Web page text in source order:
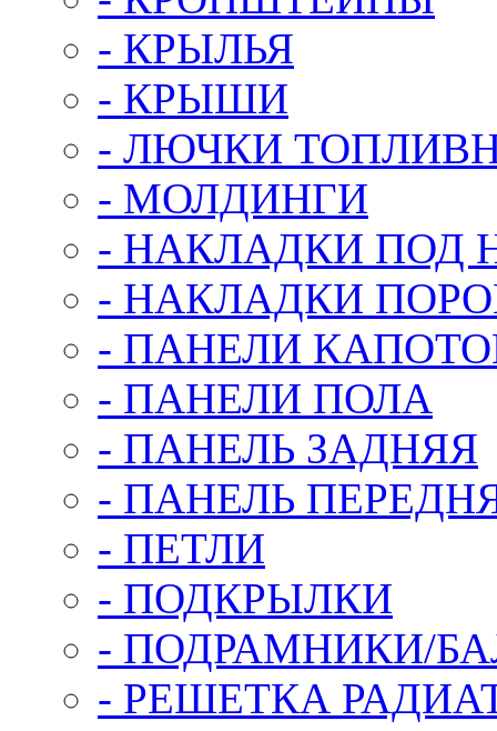
- КРЫЛЬЯ
- КРЫШИ
- ЛЮЧКИ
- МОЛДИНГИ
- НАКЛАДКИ ПОД
- НАКЛАДКИ
- ПАНЕЛИ
- ПАНЕЛИ ПОЛА
- ПАНЕЛЬ ЗАДНЯЯ
- ПАНЕЛЬ
- ПЕТЛИ
- ПОДКРЫЛКИ
- ПОДРАМНИКИ/
- РЕШЕТКА